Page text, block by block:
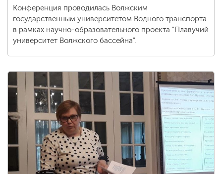
Конференция проводилась Волжским
государственным университетом Водного транспорта
в рамках научно-образовательного проекта "Плавучий
университет Волжского бассейна".